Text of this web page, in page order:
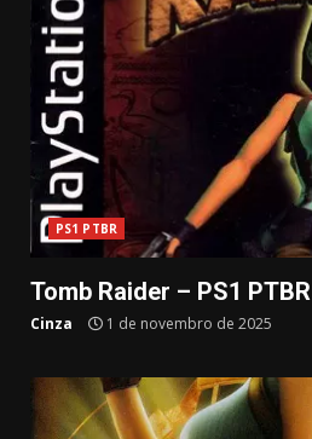
PS1 PTBR
Tomb Raider – PS1 PTBR
Cinza 1 de novembro de 2025